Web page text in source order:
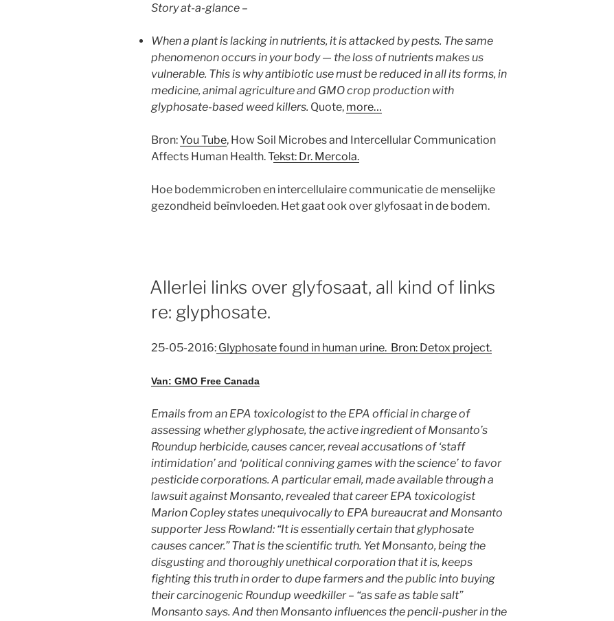
Story at-a-glance –
When a plant is lacking in nutrients, it is attacked by pests. The same
phenomenon occurs in your body — the loss of nutrients makes us
vulnerable. This is why antibiotic use must be reduced in all its forms, in
medicine, animal agriculture and GMO crop production with
glyphosate-based weed killers. Quote, more…
Bron:You Tube, How Soil Microbes and Intercellular Communication
Affects Human Health. Tekst: Dr. Mercola.
Hoe bodemmicroben en intercellulaire communicatie de menselijke
gezondheid beïnvloeden. Het gaat ook over glyfosaat in de bodem.
Allerlei links over glyfosaat, all kind of links
re: glyphosate.
25-05-2016: Glyphosate found in human urine. Bron: Detox project.
Van: GMO Free Canada
Emails from an EPA toxicologist to the EPA official in charge of
assessing whether glyphosate, the active ingredient of Monsanto’s
Roundup herbicide, causes cancer, reveal accusations of ‘staff
intimidation’ and ‘political conniving games with the science’ to favor
pesticide corporations. A particular email, made available through a
lawsuit against Monsanto, revealed that career EPA toxicologist
Marion Copley states unequivocally to EPA bureaucrat and Monsanto
supporter Jess Rowland: “It is essentially certain that glyphosate
causes cancer.” That is the scientific truth. Yet Monsanto, being the
disgusting and thoroughly unethical corporation that it is, keeps
fighting this truth in order to dupe farmers and the public into buying
their carcinogenic Roundup weedkiller – “as safe as table salt”
Monsanto says. And then Monsanto influences the pencil-pusher in the